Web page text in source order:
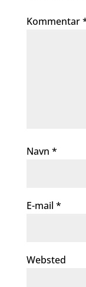
Kommentar
Navn *
E-mail *
Websted